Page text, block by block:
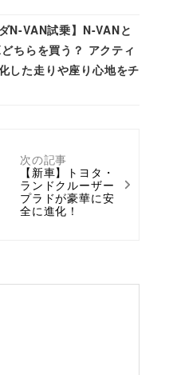
次の記事
【新車】トヨタ・
ランドクルーザー
プラドが豪華に安
全に進化！
N-VAN試乗】N-VANと
ちらを買う？ アクティ
した走りや座り心地をチ